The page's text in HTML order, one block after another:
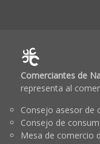
Comerciantes de
representa al
Consejo asesor de
Consejo de
Mesa de comercio